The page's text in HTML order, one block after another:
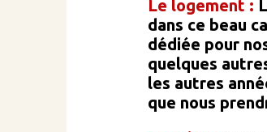
Le logement :
dans ce beau
dédiée pour
quelques
les autres
que nous